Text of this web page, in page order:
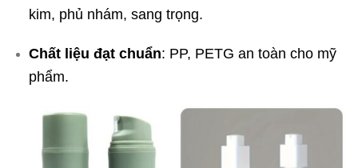
kim, phủ nhám, sang trọng.
Chất liệu đạt chuẩn: PP, PETG an toàn cho mỹ
phẩm.